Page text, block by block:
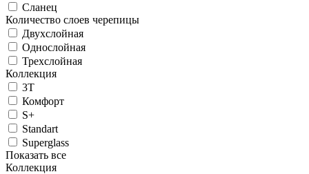
Сланец
Количество слоев черепицы
Двухслойная
Однослойная
Трехслойная
Коллекция
3T
Комфорт
S+
Standart
Superglass
Показать все
Коллекция